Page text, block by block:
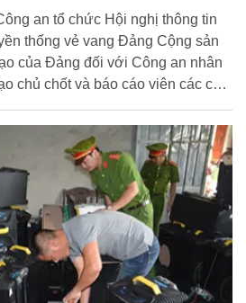
an tổ chức Hội nghị thông tin
thống vẻ vang Đảng Cộng sản
của Đảng đối với Công an nhân
chủ chốt và báo cáo viên các cấp